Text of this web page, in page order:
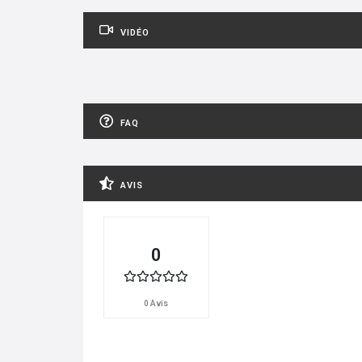
VIDÉO
FAQ
AVIS
0
0 Avis